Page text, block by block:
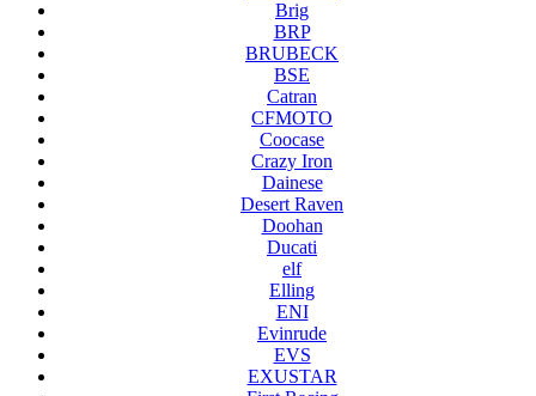
Brig
BRP
BRUBECK
BSE
Catran
CFMOTO
Coocase
Crazy Iron
Dainese
Desert Raven
Doohan
Ducati
elf
Elling
ENI
Evinrude
EVS
EXUSTAR